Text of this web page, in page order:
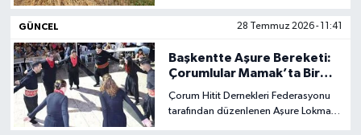
kayıplarını en aza indirmek amacıyla
GÜNCEL 28 Temmuz 2026 - 11:41
Başkentte Aşure Bereketi:
Çorumlular Mamak’ta Bir
Çorum Hitit Dernekleri Federasyonu
tarafından düzenlenen Aşure Lokması